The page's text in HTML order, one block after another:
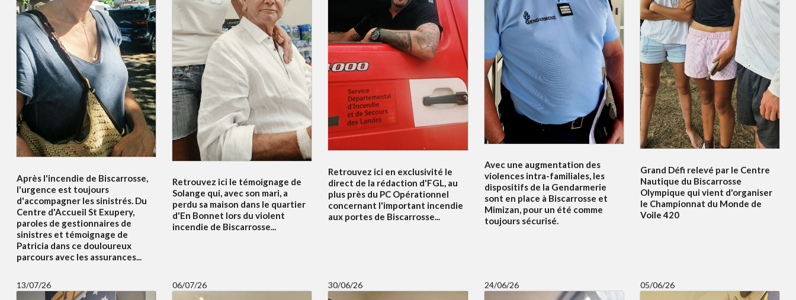
Après l'incendie de Biscarrosse,
l'urgence est toujours
d'accompagner les sinistrés. Du
Centre d'Accueil St Exupery,
paroles de gestionnaires de
sinistres et témoignage de
Patricia dans ce douloureux
parcours avec les assurances...
Retrouvez ici le témoignage de
Solange qui, avec son mari, a
perdu sa maison dans le quartier
d'En Bonnet lors du violent
incendie de Biscarrosse...
Retrouvez ici en exclusivité le
direct de la rédaction d'FGL, au
plus près du PC Opérationnel
concernant l'important incendie
aux portes de Biscarrosse...
Avec une augmentation des
violences intra-familiales, les
dispositifs de la Gendarmerie
sont en place à Biscarrosse et
Mimizan, pour un été comme
toujours sécurisé.
Grand Défi relevé par le Centre
Nautique du Biscarrosse
Olympique qui vient d'organiser
le Championnat du Monde de
Voile 420
13/07/26 06/07/26 30/06/26 24/06/26 05/06/26